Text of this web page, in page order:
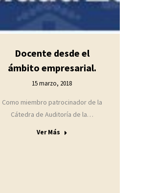
Docente desde el
ámbito empresarial.
15 marzo, 2018
Como miembro patrocinador de la
Cátedra de Auditoría de la…
Ver Más